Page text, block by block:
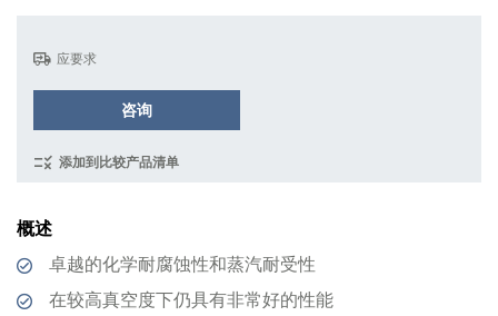
概述
卓越的化学耐腐蚀性和蒸汽耐受性
在较高真空度下仍具有非常好的性能
应要求
咨询
添加到比较产品清单